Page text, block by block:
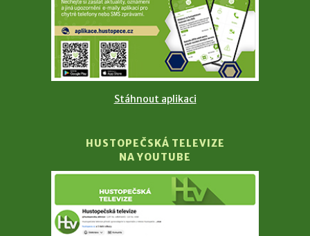
Stáhnout aplikaci
HUSTOPEČSKÁ TELEVIZE
NA YOUTUBE